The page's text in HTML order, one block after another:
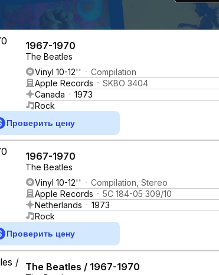
1967-1970
The Beatles
Vinyl 10-12''
Compilation
Apple Records
SKBO 3404
Canada
1973
Rock
Проверить цену
1967-1970
The Beatles
Vinyl 10-12''
Compilation, Stereo
Apple Records
5C 184-05 309/10
Netherlands
1973
Rock
Проверить цену
The Beatles / 1967-1970